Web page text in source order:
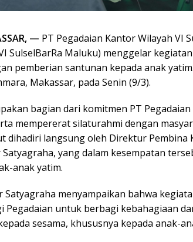
— PT Pegadaian Kantor Wilayah VI
SulselBarRa Maluku) menggelar
pemberian santunan kepada anak
Makassar, pada Senin (9/3).
bagian dari komitmen PT Pegadaian
mempererat silaturahmi dengan
dihadiri langsung oleh Direktur Pembina
yang dalam kesempatan
anak yatim.
menyampaikan bahwa
Pegadaian untuk berbagi kebahagiaan
sesama, khususnya kepada anak-